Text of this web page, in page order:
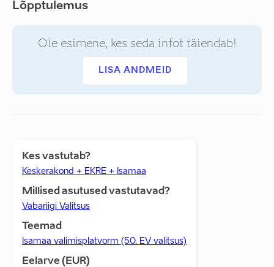
Lõpptulemus
Ole esimene, kes seda infot täiendab!
LISA ANDMEID
Kes vastutab?
Keskerakond + EKRE + Isamaa
Millised asutused vastutavad?
Vabariigi Valitsus
Teemad
Isamaa valimisplatvorm (50. EV valitsus)
Eelarve (EUR)